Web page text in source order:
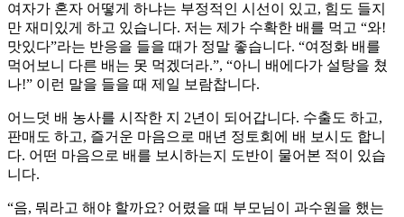
여자가 혼자 어떻게 하냐는 부정적인 시선이 있고, 힘도 들지
만 재미있게 하고 있습니다. 저는 제가 수확한 배를 먹고 “와!
맛있다”라는 반응을 들을 때가 정말 좋습니다. “여정화 배를
먹어보니 다른 배는 못 먹겠더라.”, “아니 배에다가 설탕을 쳤
나!” 이런 말을 들을 때 제일 보람찹니다.
어느덧 배 농사를 시작한 지 2년이 되어갑니다. 수출도 하고,
판매도 하고, 즐거운 마음으로 매년 정토회에 배 보시도 합니
다. 어떤 마음으로 배를 보시하는지 도반이 물어본 적이 있습
니다.
“음, 뭐라고 해야 할까요? 어렸을 때 부모님이 과수원을 했는